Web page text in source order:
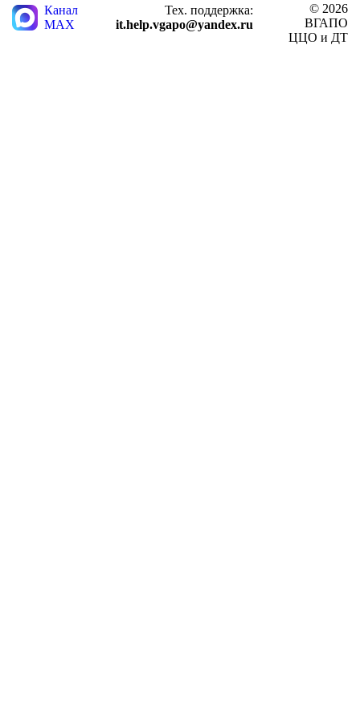
Канал
MAX
Тех. поддержка:
it.help.vgapo@yandex.ru
© 2026
ВГАПО
ЦЦО и ДТ